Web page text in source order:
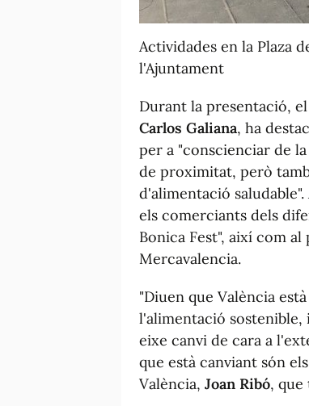
Actividades en la Plaza
l'Ajuntament
Durant la presentació,
Carlos Galiana, ha
per a "conscienciar de
de proximitat, però
d'alimentació
els comerciants dels
Bonica Fest", així com
Mercavalencia.
"Diuen que València
l'alimentació sostenible,
eixe canvi de cara a
que està canviant són
València, Joan Ribó, que